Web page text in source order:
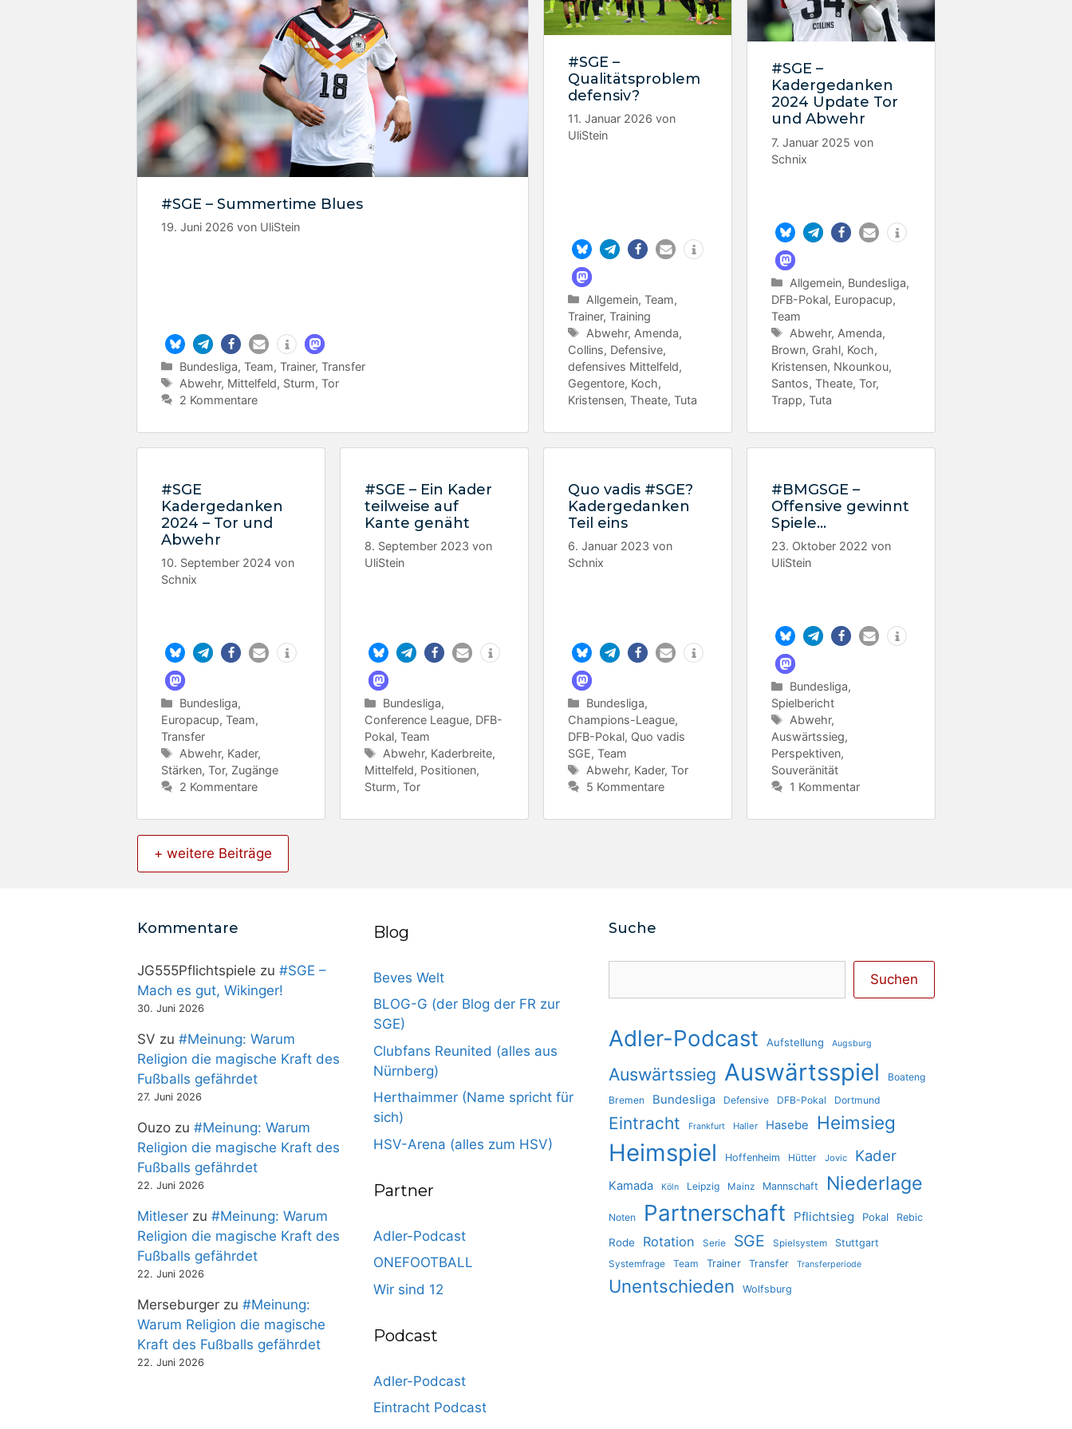
#SGE – Summertime Blues
19. Juni 2026 von UliStein
Kategorien
Bundesliga,Team,Trainer,Transfer
Schlagwörter
Abwehr, Mittelfeld, Sturm,Tor
2 Kommentare
#SGE –
Qualitätsproblem
defensiv?
11. Januar 2026 von
UliStein
Kategorien
Allgemein,Team,
Trainer, Training
Schlagwörter
Abwehr, Amenda,
Collins, Defensive,
defensives Mittelfeld,
Gegentore, Koch,
Kristensen, Theate, Tuta
#SGE –
Kadergedanken
2024 Update Tor
und Abwehr
7. Januar 2025 von
Schnix
Kategorien
Allgemein, Bundesliga,
DFB-Pokal, Europacup,
Team
Schlagwörter
Abwehr, Amenda,
Brown, Grahl, Koch,
Kristensen, Nkounkou,
Santos, Theate, Tor,
Trapp, Tuta
#SGE
Kadergedanken
2024 – Tor und
Abwehr
10. September 2024 von
Schnix
Kategorien
Bundesliga,
Europacup, Team,
Transfer
Schlagwörter
Abwehr, Kader,
Stärken, Tor, Zugänge
2 Kommentare
#SGE – Ein Kader
teilweise auf
Kante genäht
8. September 2023 von
UliStein
Kategorien
Bundesliga,
Conference League, DFB-
Pokal, Team
Schlagwörter
Abwehr, Kaderbreite,
Mittelfeld, Positionen,
Sturm, Tor
Quo vadis #SGE?
Kadergedanken
Teil eins
6. Januar 2023 von
Schnix
Kategorien
Bundesliga,
Champions-League,
DFB-Pokal, Quo vadis
SGE, Team
Schlagwörter
Abwehr, Kader,Tor
5 Kommentare
#BMGSGE –
Offensive gewinnt
Spiele…
23. Oktober 2022 von
UliStein
Kategorien
Bundesliga,
Spielbericht
Schlagwörter
Abwehr,
Auswärtssieg,
Perspektiven,
Souveränität
1 Kommentar
+ weitere Beiträge
Kommentare
JG555Pflichtspiele zu #SGE –
Mach es gut, Wikinger!
30. Juni 2026
SV zu #Meinung: Warum
Religion die magische Kraft des
Fußballs gefährdet
27. Juni 2026
Ouzo zu #Meinung: Warum
Religion die magische Kraft des
Fußballs gefährdet
22. Juni 2026
Mitleser zu #Meinung: Warum
Religion die magische Kraft des
Fußballs gefährdet
22. Juni 2026
Merseburger zu #Meinung:
Warum Religion die magische
Kraft des Fußballs gefährdet
22. Juni 2026
Blog
Beves Welt
BLOG-G (der Blog der FR zur
SGE)
Clubfans Reunited (alles aus
Nürnberg)
Herthaimmer (Name spricht für
sich)
HSV-Arena (alles zum HSV)
Partner
Adler-Podcast
ONEFOOTBALL
Wir sind 12
Podcast
Adler-Podcast
Eintracht Podcast
Suche
Suchen
Adler-Podcast Aufstellung Augsburg
Auswärtssieg Auswärtsspiel
Boateng
Bremen
Bundesliga Defensive DFB-Pokal Dortmund
Eintracht Frankfurt Haller Hasebe Heimsieg
Heimspiel Hoffenheim Hütter Jovic Kader
Kamada Köln Leipzig Mainz Mannschaft Niederlage
Noten Partnerschaft Pflichtsieg Pokal Rebic
Rode Rotation Serie SGE Spielsystem Stuttgart
Systemfrage Team Trainer Transfer Transferperiode
Unentschieden Wolfsburg